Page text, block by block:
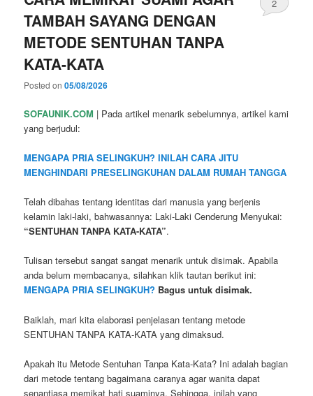
TAMBAH SAYANG DENGAN
METODE SENTUHAN TANPA
KATA-KATA
Posted on05/08/2026
2
SOFAUNIK.COM | Pada artikel menarik sebelumnya, artikel kami
yang berjudul:
MENGAPA PRIA SELINGKUH? INILAH CARA JITU
MENGHINDARI PRESELINGKUHAN DALAM RUMAH TANGGA
Telah dibahas tentang identitas dari manusia yang berjenis
kelamin laki-laki, bahwasannya: Laki-Laki Cenderung Menyukai:
“SENTUHAN TANPA KATA-KATA”.
Tulisan tersebut sangat sangat menarik untuk disimak. Apabila
anda belum membacanya, silahkan klik tautan berikut ini:
MENGAPA PRIA SELINGKUH? Bagus untuk disimak.
Baiklah, mari kita elaborasi penjelasan tentang metode
SENTUHAN TANPA KATA-KATA yang dimaksud.
Apakah itu Metode Sentuhan Tanpa Kata-Kata? Ini adalah bagian
dari metode tentang bagaimana caranya agar wanita dapat
senantiasa memikat hati suaminya. Sehingga, inilah yang